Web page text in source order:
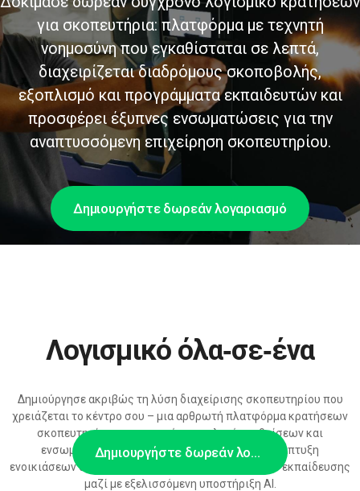
για σκοπευτήρια: πλατφόρμα με τεχνητή
νοημοσύνη που εγκαθίσταται σε λεπτά,
διαχειρίζεται διαδρόμους σκοποβολής,
εξοπλισμό και προγράμματα εκπαιδευτών και
προσφέρει έξυπνες ενσωματώσεις για την
αναπτυσσόμενη επιχείρηση σκοπευτηρίου.
Δημιουργήστε δωρεάν λογαριασμό
Δημιουργήστε δωρεάν λογαριασμό
Λογισμικό όλα‑σε‑ένα
Δημιούργησε ακριβώς τη λύση διαχείρισης σκοπευτηρίου που
χρειάζεται το κέντρο σου – μια αρθρωτή πλατφόρμα κρατήσεων
σκοπευτηρίου με εκτεταμένες επιλογές ρυθμίσεων και
ενσωματώσεων, έτοιμη να υποστηρίξει την ανάπτυξη
ενοικιάσεων όπλων, συνδρομών και προγραμμάτων εκπαίδευσης
μαζί με εξελισσόμενη υποστήριξη AI.